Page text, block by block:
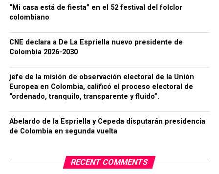
“Mi casa está de fiesta” en el 52 festival del folclor
colombiano
CNE declara a De La Espriella nuevo presidente de
Colombia 2026-2030
jefe de la misión de observación electoral de la Unión
Europea en Colombia, calificó el proceso electoral de
“ordenado, tranquilo, transparente y fluido”.
Abelardo de la Espriella y Cepeda disputarán presidencia
de Colombia en segunda vuelta
RECENT COMMENTS